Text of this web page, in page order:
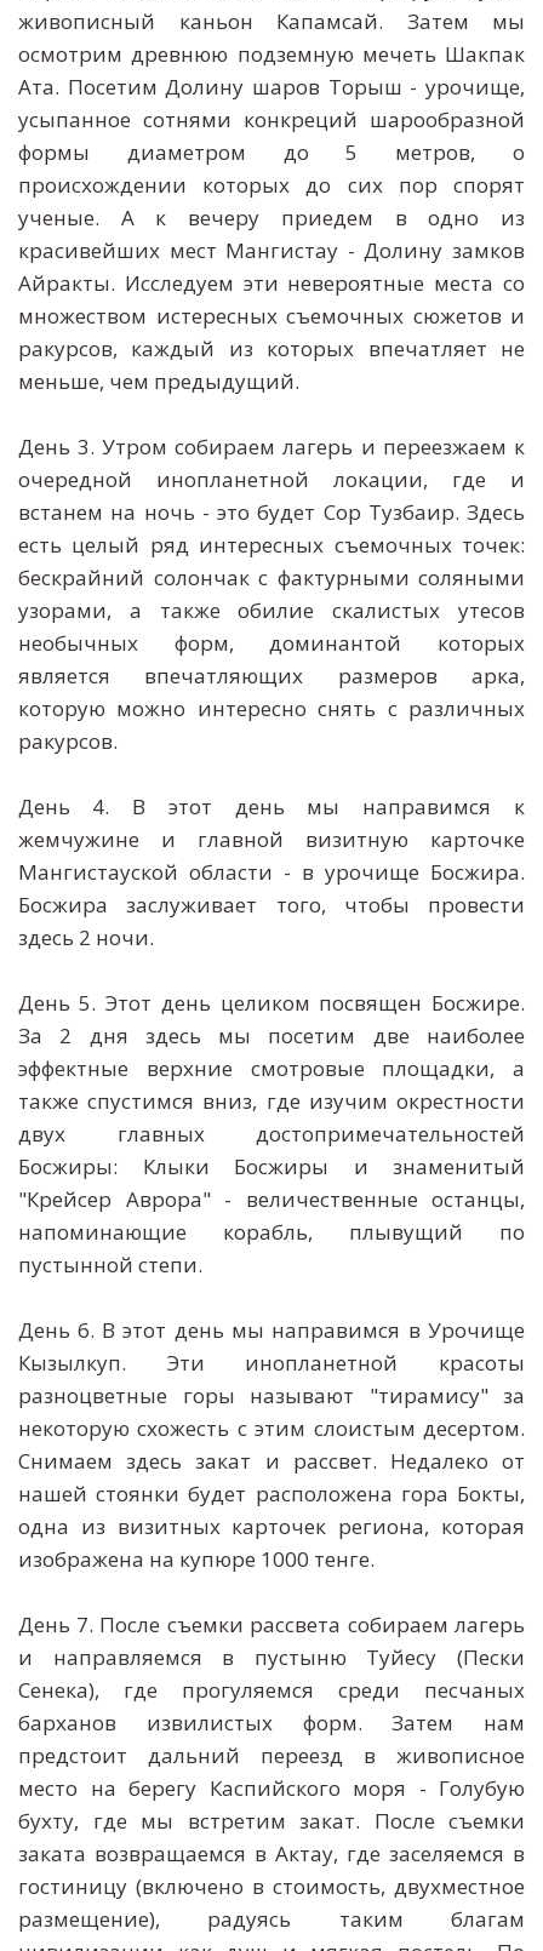
живописный каньон Капамсай. Затем мы
осмотрим древнюю подземную мечеть Шакпак
Ата. Посетим Долину шаров Торыш - урочище,
усыпанное сотнями конкреций шарообразной
формы диаметром до 5 метров, о
происхождении которых до сих пор спорят
ученые. А к вечеру приедем в одно из
красивейших мест Мангистау - Долину замков
Айракты. Исследуем эти невероятные места со
множеством истересных съемочных сюжетов и
ракурсов, каждый из которых впечатляет не
меньше, чем предыдущий.
День 3. Утром собираем лагерь и переезжаем к
очередной инопланетной локации, где и
встанем на ночь - это будет Сор Тузбаир. Здесь
есть целый ряд интересных съемочных точек:
бескрайний солончак с фактурными соляными
узорами, а также обилие скалистых утесов
необычных форм, доминантой которых
является впечатляющих размеров арка,
которую можно интересно снять с различных
ракурсов.
День 4. В этот день мы направимся к
жемчужине и главной визитную карточке
Мангистауской области - в урочище Босжира.
Босжира заслуживает того, чтобы провести
здесь 2 ночи.
День 5. Этот день целиком посвящен Босжире.
За 2 дня здесь мы посетим две наиболее
эффектные верхние смотровые площадки, а
также спустимся вниз, где изучим окрестности
двух главных достопримечательностей
Босжиры: Клыки Босжиры и знаменитый
"Крейсер Аврора" - величественные останцы,
напоминающие корабль, плывущий по
пустынной степи.
День 6. В этот день мы направимся в Урочище
Кызылкуп. Эти инопланетной красоты
разноцветные горы называют "тирамису" за
некоторую схожесть с этим слоистым десертом.
Снимаем здесь закат и рассвет. Недалеко от
нашей стоянки будет расположена гора Бокты,
одна из визитных карточек региона, которая
изображена на купюре 1000 тенге.
День 7. После съемки рассвета собираем лагерь
и направляемся в пустыню Туйесу (Пески
Сенека), где прогуляемся среди песчаных
барханов извилистых форм. Затем нам
предстоит дальний переезд в живописное
место на берегу Каспийского моря - Голубую
бухту, где мы встретим закат. После съемки
заката возвращаемся в Актау, где заселяемся в
гостиницу (включено в стоимость, двухместное
размещение), радуясь таким благам